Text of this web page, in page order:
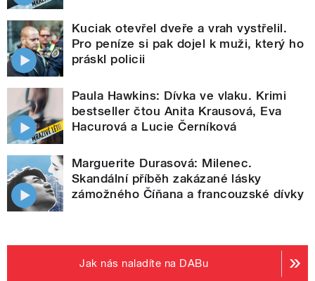
Kuciak otevřel dveře a vrah vystřelil.
Pro peníze si pak dojel k muži, který ho
práskl policii
Paula Hawkins: Dívka ve vlaku. Krimi
bestseller čtou Anita Krausová, Eva
Hacurová a Lucie Černíková
Marguerite Durasová: Milenec.
Skandální příběh zakázané lásky
zámožného Číňana a francouzské dívky
Jak nás naladíte na DABu